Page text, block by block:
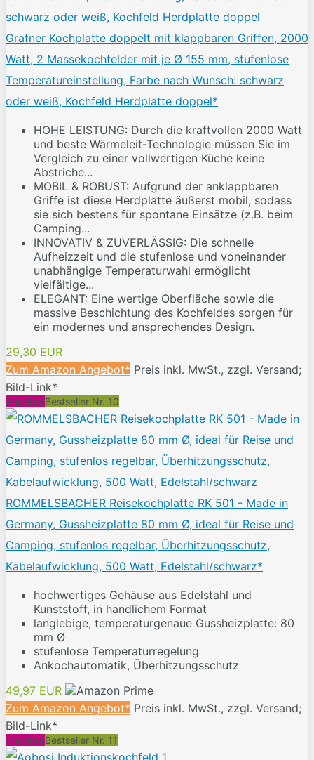
Grafner Kochplatte doppelt mit klappbaren Griffen, 2000
Watt, 2 Massekochfelder mit je Ø 155 mm, stufenlose
Temperatureinstellung, Farbe nach Wunsch: schwarz
oder weiß, Kochfeld Herdplatte doppel*
HOHE LEISTUNG: Durch die kraftvollen 2000 Watt
und beste Wärmeleit-Technologie müssen Sie im
Vergleich zu einer vollwertigen Küche keine
Abstriche...
MOBIL & ROBUST: Aufgrund der anklappbaren
Griffe ist diese Herdplatte äußerst mobil, sodass
sie sich bestens für spontane Einsätze (z.B. beim
Camping...
INNOVATIV & ZUVERLÄSSIG: Die schnelle
Aufheizzeit und die stufenlose und voneinander
unabhängige Temperaturwahl ermöglicht
vielfältige...
ELEGANT: Eine wertige Oberfläche sowie die
massive Beschichtung des Kochfeldes sorgen für
ein modernes und ansprechendes Design.
29,30 EUR
Zum Amazon Angebot* Preis inkl. MwSt., zzgl. Versand;
Bild-Link*
AngebotBestseller Nr. 10
ROMMELSBACHER Reisekochplatte RK 501 - Made in
Germany, Gussheizplatte 80 mm Ø, ideal für Reise und
Camping, stufenlos regelbar, Überhitzungsschutz,
Kabelaufwicklung, 500 Watt, Edelstahl/schwarz*
hochwertiges Gehäuse aus Edelstahl und
Kunststoff, in handlichem Format
langlebige, temperaturgenaue Gussheizplatte: 80
mm Ø
stufenlose Temperaturregelung
Ankochautomatik, Überhitzungsschutz
49,97 EUR
Zum Amazon Angebot* Preis inkl. MwSt., zzgl. Versand;
Bild-Link*
AngebotBestseller Nr. 11